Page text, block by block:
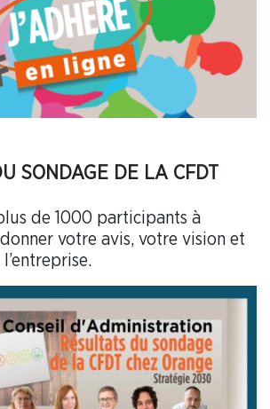
SONDAGE DE LA CFDT
de 1000 participants à
donner votre avis, votre vision et